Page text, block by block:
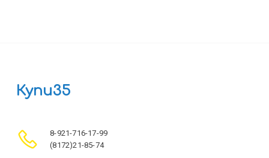
Купи35
8-921-716-17-99
(8172)21-85-74